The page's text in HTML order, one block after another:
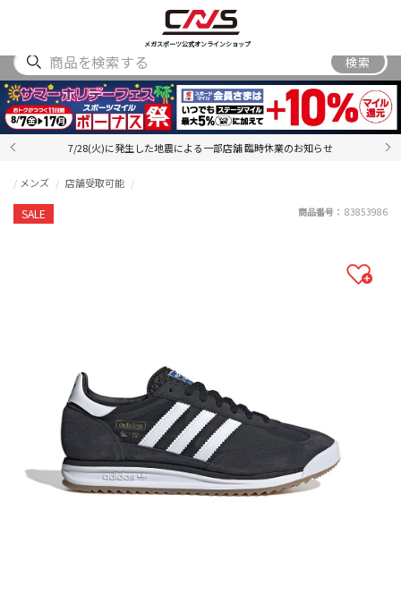
メガスポーツ公式オンラインショップ
ACCESSORY
検索
7/28(火)に発生した地震による一部店舗 臨時休業のお知らせ
SALE
メンズ 店舗受取可能
商品番号： 83853986